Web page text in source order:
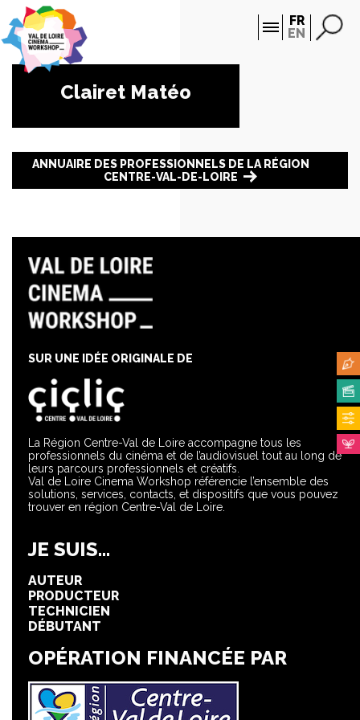
FR
EN
Clairet Matéo
ANNUAIRE DES PROFESSIONNELS DE LA RÉGION
CENTRE-VAL-DE-LOIRE
La Région Centre-Val de Loire accompagne tous les
professionnels du cinéma et de l’audiovisuel tout au long de
leurs parcours professionnels et créatifs.
Val de Loire Cinema Workshop référencie l’ensemble des
solutions, services, contacts, et dispositifs que vous pouvez
trouver en région Centre-Val de Loire.
SUR UNE IDÉE ORIGINALE DE
JE SUIS...
AUTEUR
PRODUCTEUR
TECHNICIEN
DÉBUTANT
OPÉRATION FINANCÉE PAR
Panneau de gestion des cookies